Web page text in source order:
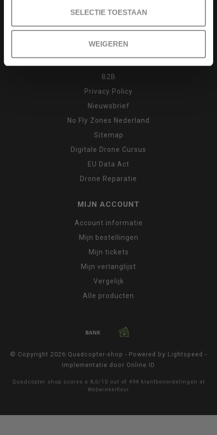
SELECTIE TOESTAAN
WEIGEREN
Inruilen
Retour
B2B
Privacy Policy
Nieuwsbrief
No Fly Zones Nederland
Sitemap
Digitale Drone Cursus
EU Data Act
Drone Reparatie
MIJN ACCOUNT
Account informatie
Mijn bestellingen
Mijn tickets
Mijn verlanglijst
Vergelijk
Alle producten
© Copyright 2026 Quadcopter-shop - Powered by Lightspeed -
Implementatie door Online ID
Quadcopter shop scores a 8,6/ 10 out of 494 klantbeoordelingen at
WebwinkelKeur